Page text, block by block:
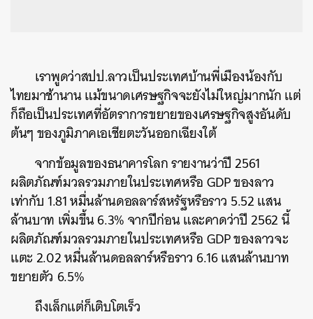
เราพูดว่าสปป.ลาวเป็นประเทศบ้านพี่เมืองน้องกับ
ไทยมาช้านาน แม้ขนาดเศรษฐกิจจะยังไม่ใหญ่มากนัก แต่
ก็ถือเป็นประเทศที่อัตราการขยายของเศรษฐกิจสูงอันดับ
ต้นๆ ของภูมิภาคเอเชียตะวันออกเฉียงใต้
จากข้อมูลของธนาคารโลก รายงานว่าปี 2561
ผลิตภัณฑ์มวลรวมภายในประเทศหรือ GDP ของลาว
เท่ากับ 1.81 หมื่นล้านดอลลาร์สหรัฐหรือราว 5.52 แสน
ล้านบาท เพิ่มขึ้น 6.3% จากปีก่อน และคาดว่าปี 2562 นี้
ผลิตภัณฑ์มวลรวมภายในประเทศหรือ GDP ของลาวจะ
แตะ 2.02 หมื่นล้านดอลลาร์หรือราว 6.16 แสนล้านบาท
ขยายตัว 6.5%
ถึงเล็กแต่ก็เติบโตเร็ว